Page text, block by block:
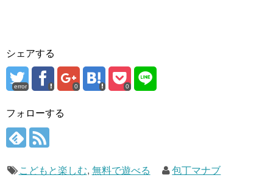
シェアする
error 0 0
フォローする
こどもと楽しむ, 無料で遊べる 包丁マナブ